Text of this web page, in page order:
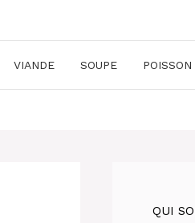
VIANDE SOUPE POISSON
QUI